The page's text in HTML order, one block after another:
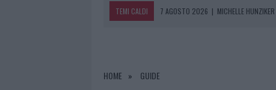
TEMI CALDI 7 AGOSTO 2026 | MICHELLE
7 AGOSTO 2026
HOME GUIDE